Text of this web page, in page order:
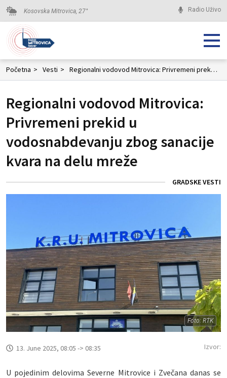
Kosovska Mitrovica, 27° Radio Uživo
Početna > Vesti > Regionalni vodovod Mitrovica: Privremeni prekid u vodosnabdevanju zbog sanacije kvara na delu mreže
Regionalni vodovod Mitrovica:
Privremeni prekid u
vodosnabdevanju zbog sanacije
kvara na delu mreže
GRADSKE VESTI
Foto: RTK
13. June 2025, 08:05 -> 08:35 Izvor:
U pojedinim delovima Severne Mitrovice i Zvečana danas se